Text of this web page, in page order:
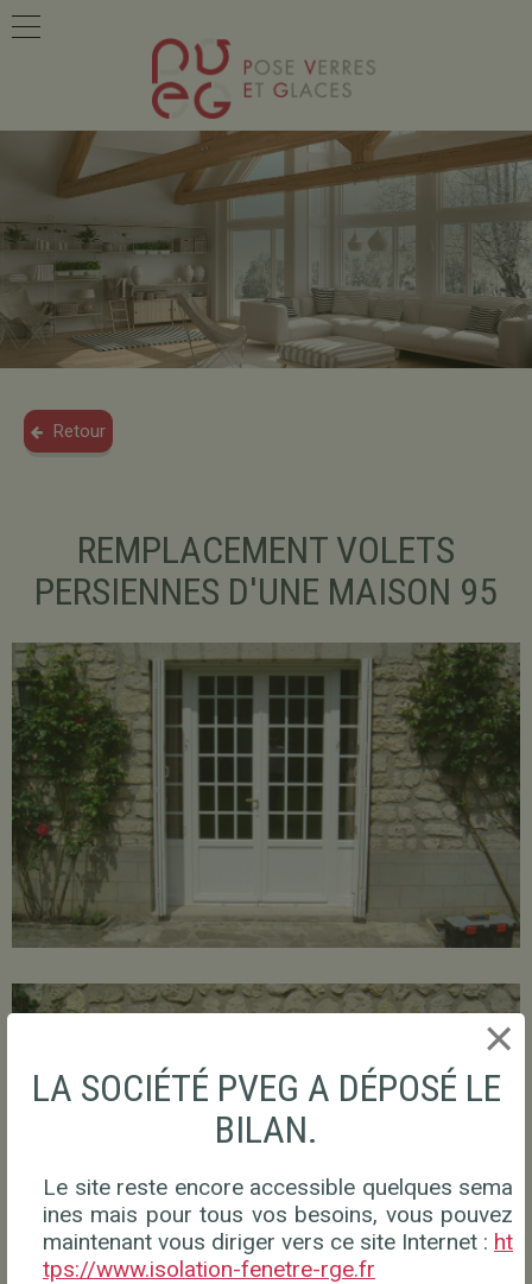
×
LA SOCIÉTÉ PVEG A DÉPOSÉ LE
BILAN.
Le site reste encore accessible quelques sema
ines mais pour tous vos besoins, vous pouvez
maintenant vous diriger vers ce site Internet : ht
tps://www.isolation-fenetre-rge.fr
Retour
REMPLACEMENT VOLETS
PERSIENNES D'UNE MAISON 95